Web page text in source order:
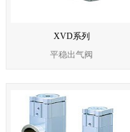
XVD系列
平稳出气阀